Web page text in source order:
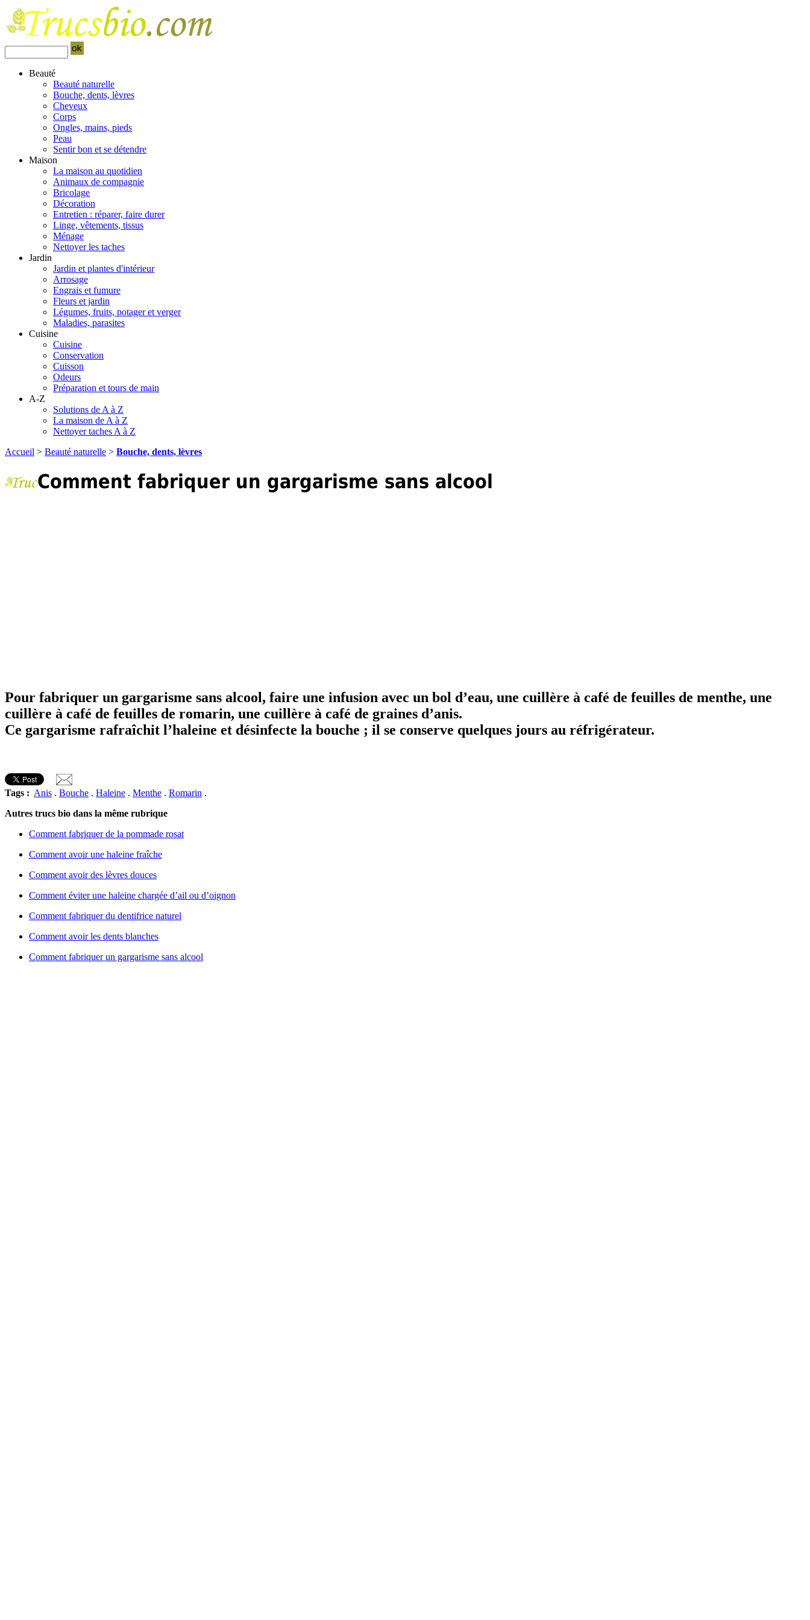
Beauté
Beauté naturelle
Bouche, dents, lèvres
Cheveux
Corps
Ongles, mains, pieds
Peau
Sentir bon et se détendre
Maison
La maison au quotidien
Animaux de compagnie
Bricolage
Décoration
Entretien : réparer, faire durer
Linge, vêtements, tissus
Ménage
Nettoyer les taches
Jardin
Jardin et plantes d'intérieur
Arrosage
Engrais et fumure
Fleurs et jardin
Légumes, fruits, potager et verger
Maladies, parasites
Cuisine
Cuisine
Conservation
Cuisson
Odeurs
Préparation et tours de main
A-Z
Solutions de A à Z
La maison de A à Z
Nettoyer taches A à Z
Accueil > Beauté naturelle > Bouche, dents, lèvres
Comment fabriquer un gargarisme sans alcool
Pour fabriquer un gargarisme sans alcool, faire une infusion avec un bol d’eau, une cuillère à café de feuilles de menthe, une
cuillère à café de feuilles de romarin, une cuillère à café de graines d’anis.
Ce gargarisme rafraîchit l’haleine et désinfecte la bouche ; il se conserve quelques jours au réfrigérateur.
Tags : Anis . Bouche . Haleine . Menthe . Romarin .
Autres trucs bio dans la même rubrique
Comment fabriquer de la pommade rosat
Comment avoir une haleine fraîche
Comment avoir des lèvres douces
Comment éviter une haleine chargée d’ail ou d’oignon
Comment fabriquer du dentifrice naturel
Comment avoir les dents blanches
Comment fabriquer un gargarisme sans alcool